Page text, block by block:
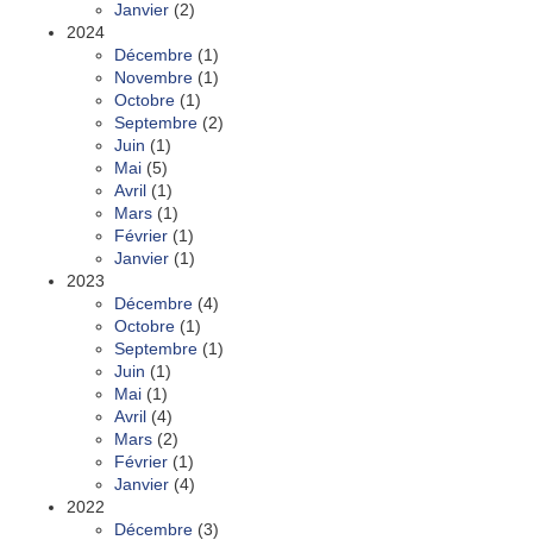
Janvier (2)
2024
Décembre (1)
Novembre (1)
Octobre (1)
Septembre (2)
Juin (1)
Mai (5)
Avril (1)
Mars (1)
Février (1)
Janvier (1)
2023
Décembre (4)
Octobre (1)
Septembre (1)
Juin (1)
Mai (1)
Avril (4)
Mars (2)
Février (1)
Janvier (4)
2022
Décembre (3)